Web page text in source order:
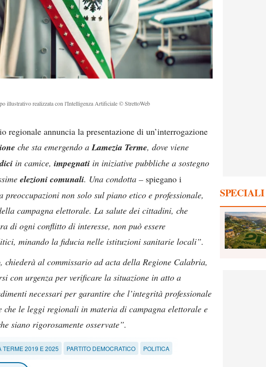
illustrativo realizzata con l'Intelligenza Artificiale © StrettoWeb
regionale annuncia la presentazione di un’interrogazione
che sta emergendo aLamezia Terme, dove viene
in camice, impegnati in iniziative pubbliche a sostegno
elezioni comunali. Una condotta – spiegano i
preoccupazioni non solo sul piano etico e professionale,
campagna elettorale. La salute dei cittadini, che
di ogni conflitto di interesse, non può essere
minando la fiducia nelle istituzioni sanitarie locali”.
al commissario ad acta della Regione Calabria,
con urgenza per verificare la situazione in atto a
necessari per garantire che l’integrità professionale
che le leggi regionali in materia di campagna elettorale e
siano rigorosamente osservate”.
TERME 2019 E 2025 PARTITO DEMOCRATICO POLITICA
SPECIALI